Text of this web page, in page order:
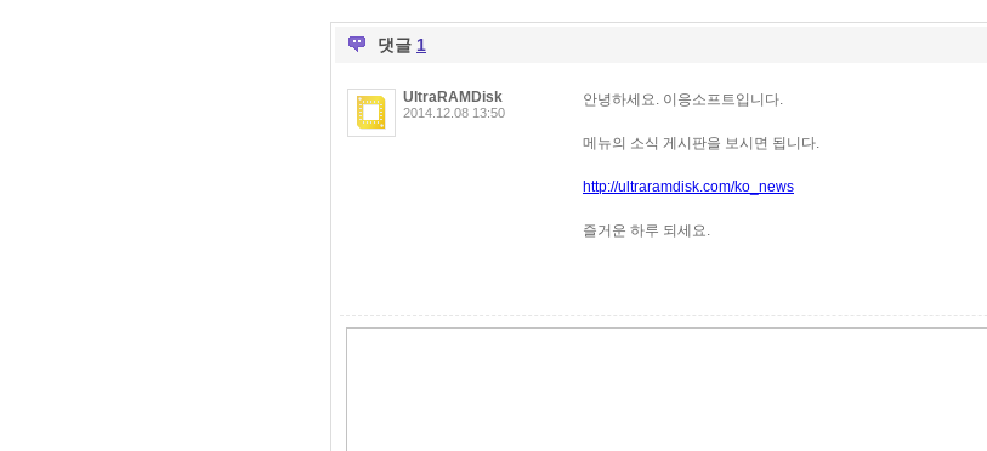
댓글 1
UltraRAMDisk
2014.12.08 13:50
안녕하세요. 이응소프트입니다.
메뉴의 소식 게시판을 보시면 됩니다.
http://ultraramdisk.com/ko_news
즐거운 하루 되세요.